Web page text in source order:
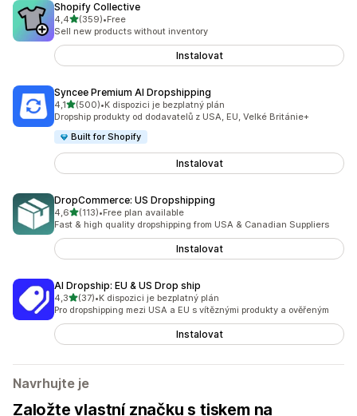
Shopify Collective
4,4z 5 hvězd
(359)
Celkový počet recenzí: 359
•Free
Sell new products without inventory
Instalovat
Syncee Premium AI Dropshipping
4,1z 5 hvězd
(500)
Celkový počet recenzí: 500
•K dispozici je bezplatný plán
Dropship produkty od dodavatelů z USA, EU, Velké Británie+
Built for Shopify
Instalovat
DropCommerce: US Dropshipping
4,6z 5 hvězd
(113)
Celkový počet recenzí: 113
•Free plan available
Fast & high quality dropshipping from USA & Canadian Suppliers
Instalovat
AI Dropship: EU & US Drop ship
4,3z 5 hvězd
(37)
Celkový počet recenzí: 37
•K dispozici je bezplatný plán
Pro dropshipping mezi USA a EU s vítěznými produkty a ověřeným
Instalovat
Navrhujte je
Založte vlastní značku s tiskem na